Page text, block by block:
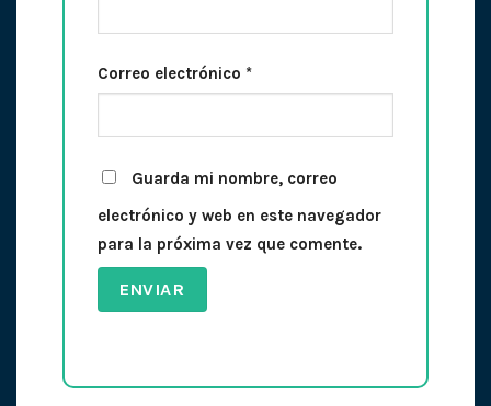
Correo electrónico *
Guarda mi nombre, correo
electrónico y web en este navegador
para la próxima vez que comente.